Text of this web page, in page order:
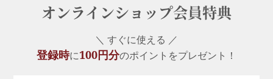
オンラインショップ会員特典
＼ すぐに使える ／
登録時に100円分のポイントをプレゼント！